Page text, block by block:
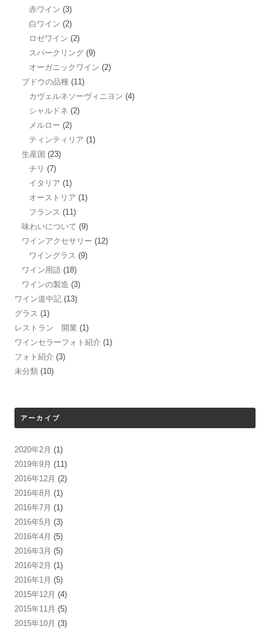
赤ワイン (3)
白ワイン (2)
ロゼワイン (2)
スパークリング (9)
オーガニックワイン (2)
ブドウの品種 (11)
カヴェルネソーヴィニヨン (4)
シャルドネ (2)
メルロー (2)
ティンティリア (1)
生産国 (23)
チリ (7)
イタリア (1)
オーストリア (1)
フランス (11)
味わいについて (9)
ワインアクセサリー (12)
ワイングラス (9)
ワイン用語 (18)
ワインの製造 (3)
ワイン道中記 (13)
グラス (1)
レストラン 開業 (1)
ワインセラーフォト紹介 (1)
フォト紹介 (3)
未分類 (10)
アーカイブ
2020年2月 (1)
2019年9月 (11)
2016年12月 (2)
2016年8月 (1)
2016年7月 (1)
2016年5月 (3)
2016年4月 (5)
2016年3月 (5)
2016年2月 (1)
2016年1月 (5)
2015年12月 (4)
2015年11月 (5)
2015年10月 (3)